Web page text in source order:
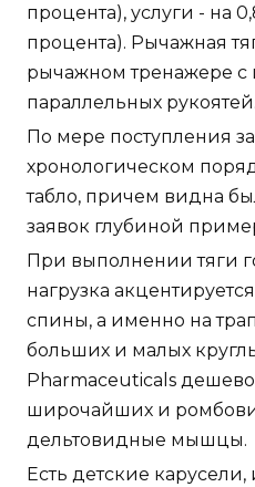
процента), услуги - на
процента). Рычажная
рычажном тренажере с
параллельных рукоятей.
По мере поступления
хронологическом
табло, причем видна
заявок глубиной
При выполнении тяги
нагрузка
спины, а именно на
больших и малых
Pharmaceuticals дешево
широчайших и
дельтовидные мышцы.
Есть детские